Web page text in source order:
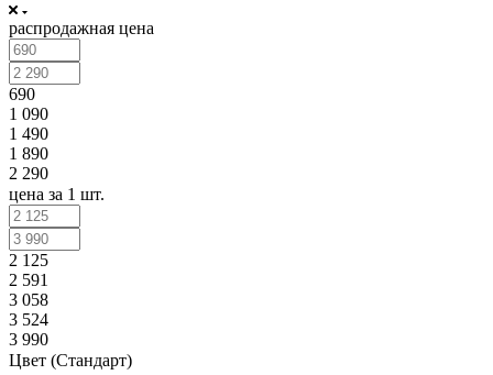
распродажная цена
690
1 090
1 490
1 890
2 290
цена за 1 шт.
2 125
2 591
3 058
3 524
3 990
Цвет (Стандарт)